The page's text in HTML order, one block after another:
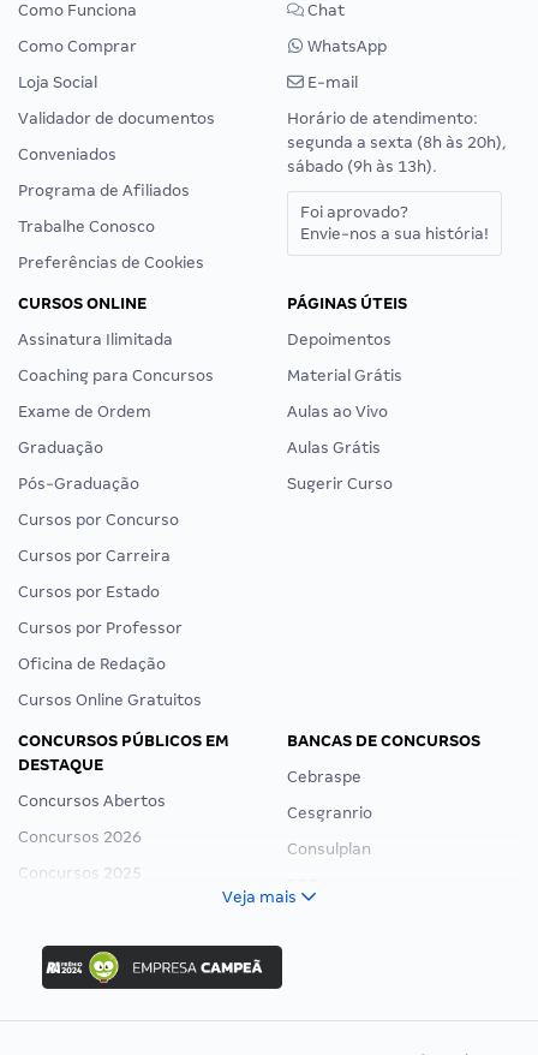
Como Funciona
Como Comprar
Loja Social
Validador de documentos
Conveniados
Programa de Afiliados
Trabalhe Conosco
Preferências de Cookies
Chat
WhatsApp
E-mail
Horário de atendimento:
segunda a sexta (8h às 20h),
sábado (9h às 13h).
Foi aprovado?
Envie-nos a sua história!
CURSOS ONLINE
Assinatura Ilimitada
Coaching para Concursos
Exame de Ordem
Graduação
Pós-Graduação
Cursos por Concurso
Cursos por Carreira
Cursos por Estado
Cursos por Professor
Oficina de Redação
Cursos Online Gratuitos
PÁGINAS ÚTEIS
Depoimentos
Material Grátis
Aulas ao Vivo
Aulas Grátis
Sugerir Curso
CONCURSOS PÚBLICOS EM
DESTAQUE
Concursos Abertos
Concursos 2026
Concursos 2025
Concurso Ibama
Concurso MPU
Editais publicados
BANCAS DE CONCURSOS
Cebraspe
Cesgranrio
Consulplan
Veja mais